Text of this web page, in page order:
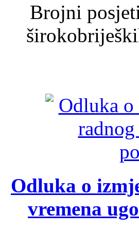
Brojni
Odluka o
vremena